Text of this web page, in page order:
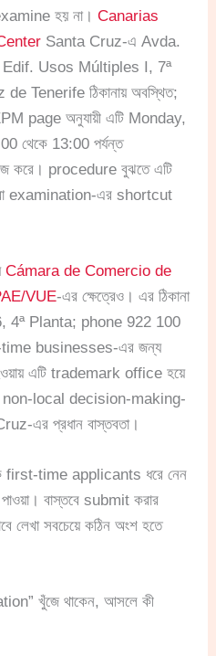
হয় না।Canarias
Santa Cruz-এ Avda.
Usos Múltiples I, 7ª
Tenerife ঠিকানায় অবস্থিত;
page অনুযায়ী এটি Monday,
থেকে 13:00 পর্যন্ত
করে। procedure বুঝতে এটি
বা examination-এর shortcut
Cámara de Comercio de
VUE-এর ক্ষেত্রেও। এর ঠিকানা
4ª Planta; phone 922 100
businesses-এর জন্য
এটি trademark office হয়ে
non-local decision-making-
এর প্রধান বাস্তবতা।
first-time applicants ধরে নেন
বাস্তবে submit করার
সবচেয়ে কঠিন অংশ হতে
খুঁজে থাকেন, আসলে কী